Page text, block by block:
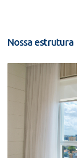
Nossa estrutura